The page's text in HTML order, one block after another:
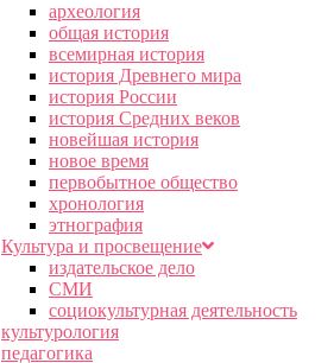
археология
общая история
всемирная история
история Древнего мира
история России
история Средних веков
новейшая история
новое время
первобытное общество
хронология
этнография
Культура и просвещение
издательское дело
СМИ
социокультурная деятельность
культурология
педагогика